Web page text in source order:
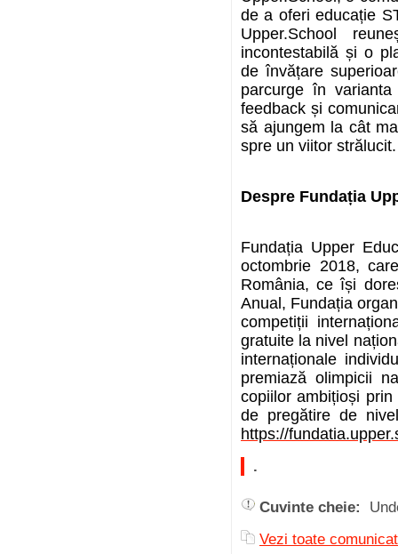
de a oferi educație
Upper.School
incontestabilă și o
de învățare
parcurge în
feedback și
să ajungem la cât
spre un viitor strălucit.
Despre Fundația
Fundația Upper
octombrie 2018,
România, ce își
Anual, Fundația
competiții
gratuite la nivel
internaționale
premiază olimpicii
copiilor ambițioși
de pregătire de
https://
.
Cuvinte cheie:
Vezi toate